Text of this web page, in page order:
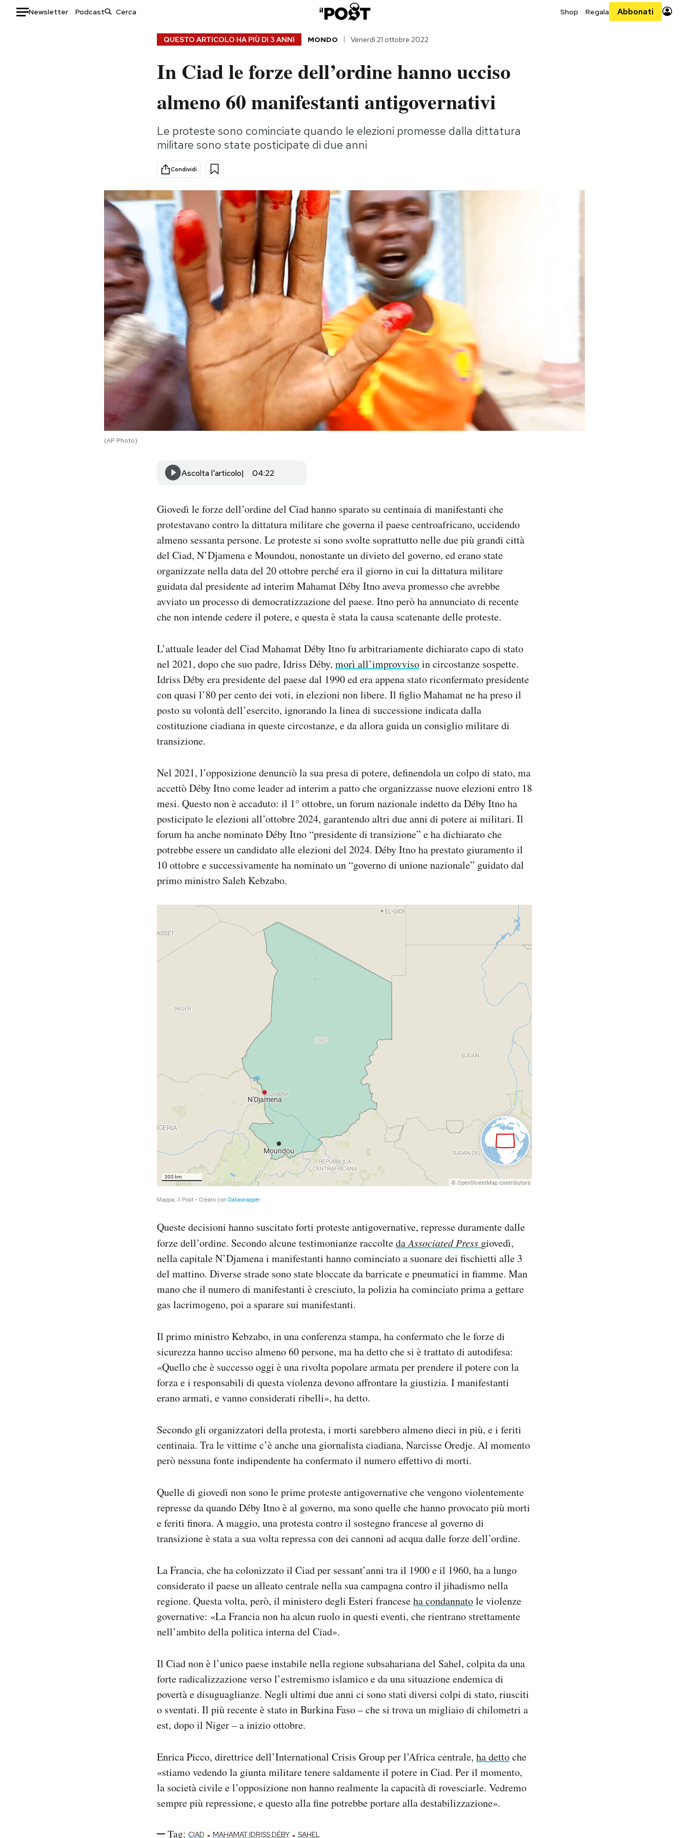
Newsletter Podcast Shop Regala Abbonati
Storie/Idee
Ok Boomer!
Altrecose
Mondiali calcio 2026
QUESTO ARTICOLO HA PIÙ DI 3 ANNI MONDO Venerdì 21 ottobre 2022
In Ciad le forze dell’ordine hanno ucciso
almeno 60 manifestanti antigovernativi
Le proteste sono cominciate quando le elezioni promesse dalla dittatura
militare sono state posticipate di due anni
Condividi
(AP Photo)
Ascolta l'articolo 04:22
Giovedì le forze dell’ordine del Ciad hanno sparato su centinaia di manifestanti che
protestavano contro la dittatura militare che governa il paese centroafricano, uccidendo
almeno sessanta persone. Le proteste si sono svolte soprattutto nelle due più grandi città
del Ciad, N’Djamena e Moundou, nonostante un divieto del governo, ed erano state
organizzate nella data del 20 ottobre perché era il giorno in cui la dittatura militare
guidata dal presidente ad interim Mahamat Déby Itno aveva promesso che avrebbe
avviato un processo di democratizzazione del paese. Itno però ha annunciato di recente
che non intende cedere il potere, e questa è stata la causa scatenante delle proteste.
L’attuale leader del Ciad Mahamat Déby Itno fu arbitrariamente dichiarato capo di stato
nel 2021, dopo che suo padre, Idriss Déby, morì all’improvvisoin circostanze sospette.
Idriss Déby era presidente del paese dal 1990 ed era appena stato riconfermato presidente
con quasi l’80 per cento dei voti, in elezioni non libere. Il figlio Mahamat ne ha preso il
posto su volontà dell’esercito, ignorando la linea di successione indicata dalla
costituzione ciadiana in queste circostanze, e da allora guida un consiglio militare di
transizione.
Nel 2021, l’opposizione denunciò la sua presa di potere, definendola un colpo di stato, ma
accettò Déby Itno come leader ad interim a patto che organizzasse nuove elezioni entro 18
mesi. Questo non è accaduto: il 1° ottobre, un forum nazionale indetto da Déby Itno ha
posticipato le elezioni all’ottobre 2024, garantendo altri due anni di potere ai militari. Il
forum ha anche nominato Déby Itno “presidente di transizione” e ha dichiarato che
potrebbe essere un candidato alle elezioni del 2024. Déby Itno ha prestato giuramento il
10 ottobre e successivamente ha nominato un “governo di unione nazionale” guidato dal
primo ministro Saleh Kebzabo.
Queste decisioni hanno suscitato forti proteste antigovernative, represse duramente dalle
forze dell’ordine. Secondo alcune testimonianze raccoltedaAssociated Press giovedì,
nella capitale N’Djamena i manifestanti hanno cominciato a suonare dei fischietti alle 3
del mattino. Diverse strade sono state bloccate da barricate e pneumatici in fiamme. Man
mano che il numero di manifestanti è cresciuto, la polizia ha cominciato prima a gettare
gas lacrimogeno, poi a sparare sui manifestanti.
Il primo ministro Kebzabo, in una conferenza stampa, ha confermato che le forze di
sicurezza hanno ucciso almeno 60 persone, ma ha detto che si è trattato di autodifesa:
«Quello che è successo oggi è una rivolta popolare armata per prendere il potere con la
forza e i responsabili di questa violenza devono affrontare la giustizia. I manifestanti
erano armati, e vanno considerati ribelli», ha detto.
Secondo gli organizzatori della protesta, i morti sarebbero almeno dieci in più, e i feriti
centinaia. Tra le vittime c’è anche una giornalista ciadiana, Narcisse Oredje. Al momento
però nessuna fonte indipendente ha confermato il numero effettivo di morti.
Quelle di giovedì non sono le prime proteste antigovernative che vengono violentemente
represse da quando Déby Itno è al governo, ma sono quelle che hanno provocato più morti
e feriti finora. A maggio, una protesta contro il sostegno francese al governo di
transizione è stata a sua volta repressa con dei cannoni ad acqua dalle forze dell’ordine.
La Francia, che ha colonizzato il Ciad per sessant’anni tra il 1900 e il 1960, ha a lungo
considerato il paese un alleato centrale nella sua campagna contro il jihadismo nella
regione. Questa volta, però, il ministero degli Esteri franceseha condannatole violenze
governative: «La Francia non ha alcun ruolo in questi eventi, che rientrano strettamente
nell’ambito della politica interna del Ciad».
Il Ciad non è l’unico paese instabile nella regione subsahariana del Sahel, colpita da una
forte radicalizzazione verso l’estremismo islamico e da una situazione endemica di
povertà e disuguaglianze. Negli ultimi due anni ci sono stati diversi colpi di stato, riusciti
o sventati. Il più recente è stato in Burkina Faso – che si trova un migliaio di chilometri a
est, dopo il Niger – a inizio ottobre.
Enrica Picco, direttrice dell’International Crisis Group per l’Africa centrale, ha dettoche
«stiamo vedendo la giunta militare tenere saldamente il potere in Ciad. Per il momento,
la società civile e l’opposizione non hanno realmente la capacità di rovesciarle. Vedremo
sempre più repressione, e questo alla fine potrebbe portare alla destabilizzazione».
Tag: CIAD - MAHAMAT IDRISS DÉBY - SAHEL